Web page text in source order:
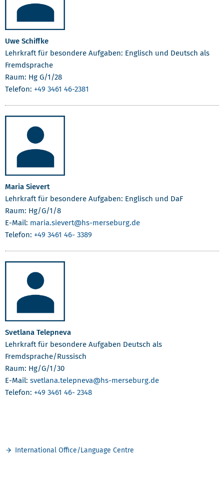
Uwe Schiffke
Lehrkraft für besondere Aufgaben: Englisch und Deutsch als
Fremdsprache
Raum: Hg G/1/28
Telefon: +49 3461 46-2381
Maria Sievert
Lehrkraft für besondere Aufgaben: Englisch und DaF
Raum: Hg/G/1/8
E-Mail: maria.sievert@hs-merseburg.de
Telefon: +49 3461 46- 3389
Svetlana Telepneva
Lehrkraft für besondere Aufgaben Deutsch als
Fremdsprache/Russisch
Raum: Hg/G/1/30
E-Mail: svetlana.telepneva@hs-merseburg.de
Telefon: +49 3461 46- 2348
International Office/Language Centre